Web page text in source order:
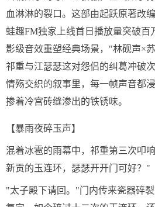
血淋淋的裂口。这部由起跃原著改
蛙趣FM独家上线首日播放量突破百
影级音效重塑经典场景，"林砚声×
祁重与江瑟瑟这对怨侣的纠葛冲破
情殇交织的叙事里，每一帧声音都
掺着冷宫砖缝渗出的铁锈味。
【暴雨夜碎玉声】
混着冰雹的雨幕中，祁重第三次叩
新贡的玉连环，瑟瑟开开门可好？"
"太子殿下请回。"门内传来瓷器碎